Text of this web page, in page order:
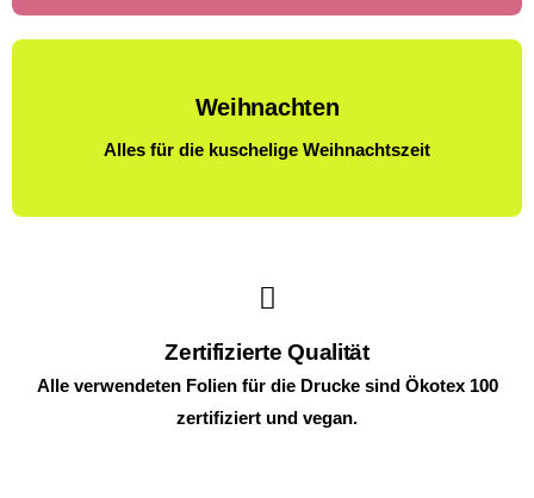
Weihnachten
Alles für die kuschelige Weihnachtszeit
Zertifizierte Qualität
Alle verwendeten Folien für die Drucke sind Ökotex 100
zertifiziert und vegan.